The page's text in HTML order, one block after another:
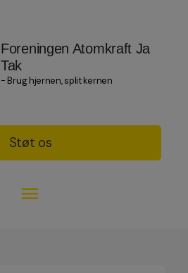
Foreningen Atomkraft Ja
Tak
- Brug hjernen, split kernen
Støt os